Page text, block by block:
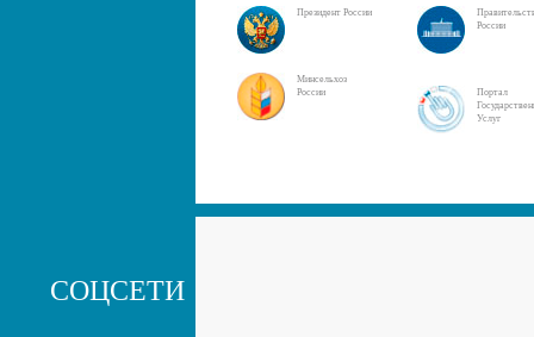
СОЦСЕТИ
Президент России
Минсельхоз
России
России
Портал
Услуг